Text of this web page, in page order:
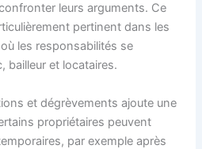
leurs arguments. Ce
pertinent dans les
les responsabilités se
bailleur et locataires.
et dégrèvements ajoute une
propriétaires peuvent
par exemple après